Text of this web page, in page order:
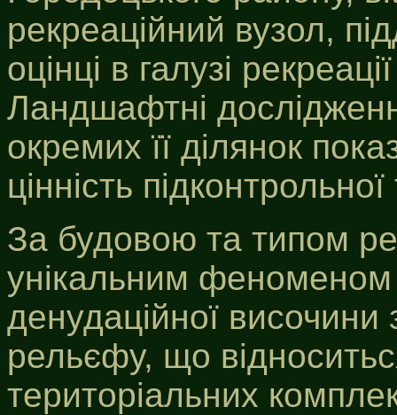
рекреаційний вузол,
оцінці в галузі
Ландшафтні
окремих її ділянок
цінність підконтрольної
За будовою та типом
унікальним феноменом
денудаційної
рельєфу, що
територіальних